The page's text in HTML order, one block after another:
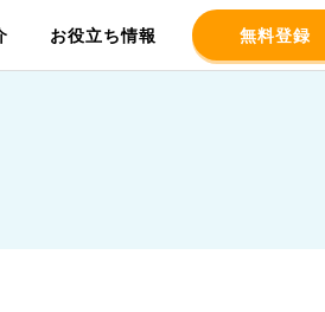
お役立ち情報 無料登録